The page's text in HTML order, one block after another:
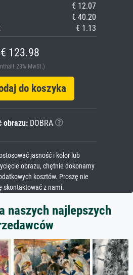
€ 12.07
€ 40.20
€ 1.13
€ 123.98
23% MwSt.)
do koszyka
obrazu:DOBRA
jasność i kolor lub
obrazu, chętnie dokonamy
kosztów. Proszę nie
skontaktować z nami.
naszych najlepszych